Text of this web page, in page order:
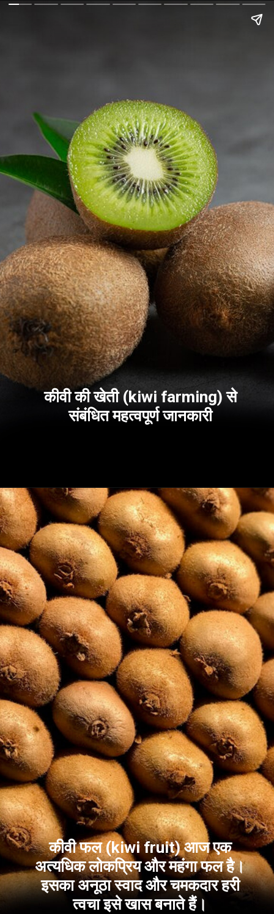
कीवी की खेती (kiwi farming) से
संबंधित महत्वपूर्ण जानकारी
कीवी फल (kiwi fruit) आज एक
अत्यधिक लोकप्रिय और महंगा फल है।
इसका अनूठा स्वाद और चमकदार हरी
त्वचा इसे खास बनाते हैं।